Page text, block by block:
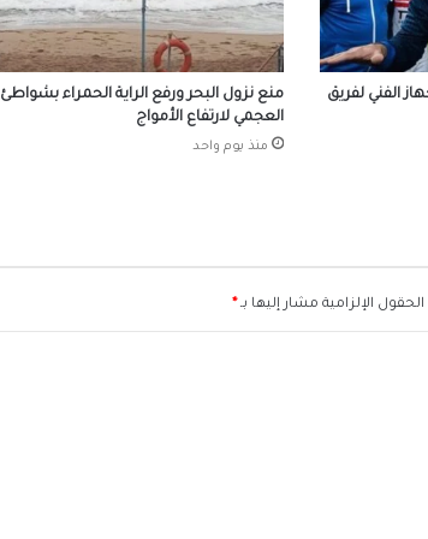
الفني لفريق
منع نزول البحر ورفع الراية الحمراء بشواطئ
العجمي لارتفاع الأمواج
منذ يوم واحد
الحقول الإلزامية مشار إليها بـ *